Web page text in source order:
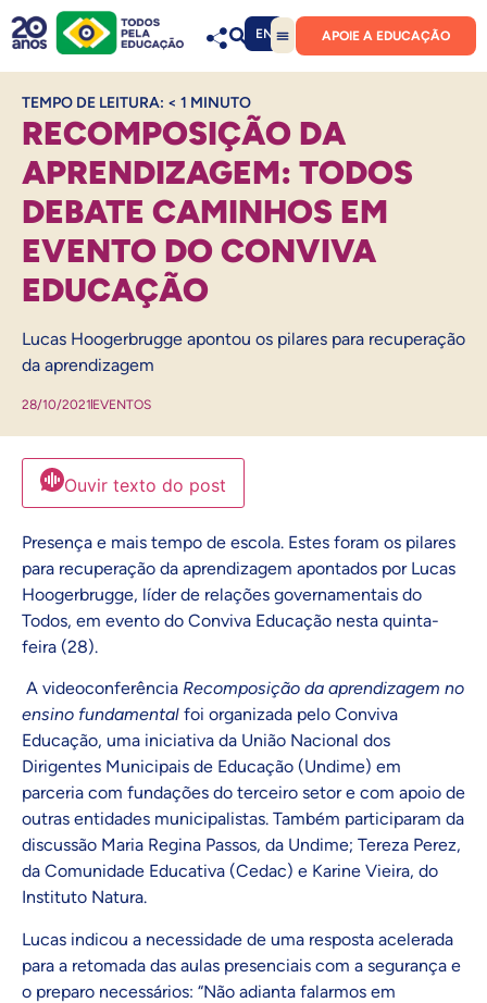
EN APOIE A EDUCAÇÃO
TEMPO DE LEITURA: < 1 MINUTO
RECOMPOSIÇÃO DA
APRENDIZAGEM: TODOS
DEBATE CAMINHOS EM
EVENTO DO CONVIVA
EDUCAÇÃO
Lucas Hoogerbrugge apontou os pilares para recuperação
da aprendizagem
28/10/2021 EVENTOS
Ouvir texto do post
Presença e mais tempo de escola. Estes foram os pilares
para recuperação da aprendizagem apontados por Lucas
Hoogerbrugge, líder de relações governamentais do
Todos, em evento do Conviva Educação nesta quinta-
feira (28).
A videoconferência Recomposição da aprendizagem no
ensino fundamental foi organizada pelo Conviva
Educação, uma iniciativa da União Nacional dos
Dirigentes Municipais de Educação (Undime) em
parceria com fundações do terceiro setor e com apoio de
outras entidades municipalistas. Também participaram da
discussão Maria Regina Passos, da Undime; Tereza Perez,
da Comunidade Educativa (Cedac) e Karine Vieira, do
Instituto Natura.
Lucas indicou a necessidade de uma resposta acelerada
para a retomada das aulas presenciais com a segurança e
o preparo necessários: “Não adianta falarmos em